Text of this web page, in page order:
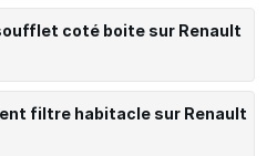
coté boite sur Renault
filtre habitacle sur Renault